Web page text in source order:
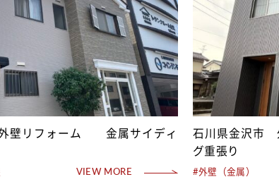
壁リフォーム 金属サイディ
施工事例
VIEW MORE
石川県金沢市
グ重張り
#外壁（金属）